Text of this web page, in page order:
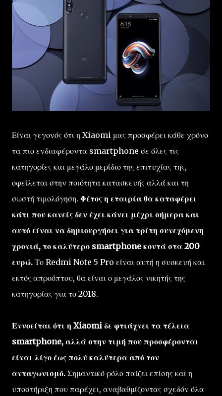
Είναι γεγονός ότι η Xiaomi μας προσφέρει κάθε χρόνο
τα πιο ενδιαφέροντα smartphone σε όλες τις
κατηγορίες και μεγάλο μερίδιο της επιτυχίας της,
οφείλεται στην ποιότητα κατασκευής αλλά και τη
σωστή τιμολόγηση. Φέτος η εταιρία θα καταφέρει
κάτι που κανείς δεν έχει κάνει μέχρι σήμερα και
αυτό είναι να δημιουργήσει για τρίτη συνεχόμενη
χρονιά, το καλύτερο smartphone κοντά στα 200
ευρώ. Το Redmi Note 5 Pro είναι αυτή η συσκευή και
εκτός απροόπτου, θα είναι ο μεγάλος νικητής της
κατηγορίας για το 2018.
Εννοείται ότι η Xiaomi δε φτιάχνει τα τέλεια
smartphone, αλλά στην τιμή που προσφέρονται
είναι λίγο έως πολύ καλύτερα από τον
ανταγωνισμό. Σημαντικό ρόλο παίζει επίσης και η
υποστήριξη που παρέχει, αναβαθμίζοντας σχεδόν όλα